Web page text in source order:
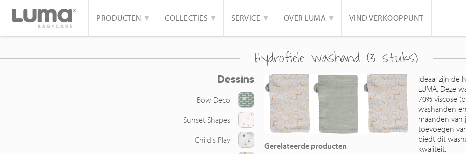
PRODUCTEN COLLECTIES SERVICE OVER LUMA VIND VERKOOPPUNT
Hydrofiele washand (3 stuks)
Dessins
Bow Deco
Sunset Shapes
Child's Play
Gerelateerde producten
Ideaal zijn de
LUMA. Deze
70% viscose
washanden
maanden
toevoegen
biedt dit
kwaliteit.